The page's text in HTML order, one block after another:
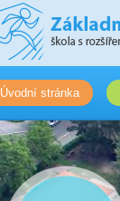
Úvodní stránka